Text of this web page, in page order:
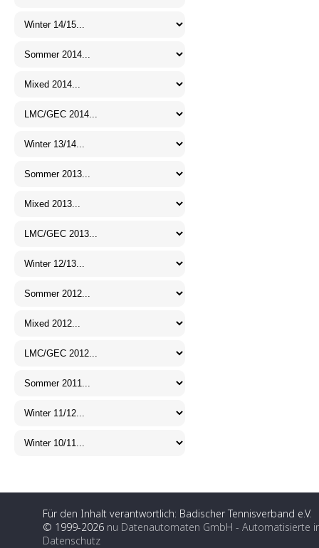
Für den Inhalt verantwortlich: Badischer Tennisverband e.V.
© 1999-2026 nu Datenautomaten GmbH - Automatisierte
Datenschutz